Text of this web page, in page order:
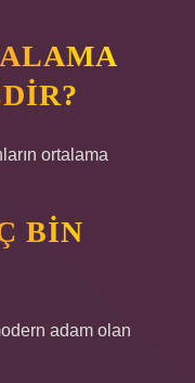
ortalama
BIN
adam olan